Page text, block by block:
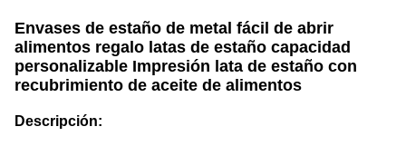
Envases de estaño de metal fácil de abrir
alimentos regalo latas de estaño capacidad
personalizable Impresión lata de estaño con
recubrimiento de aceite de alimentos
Descripción: